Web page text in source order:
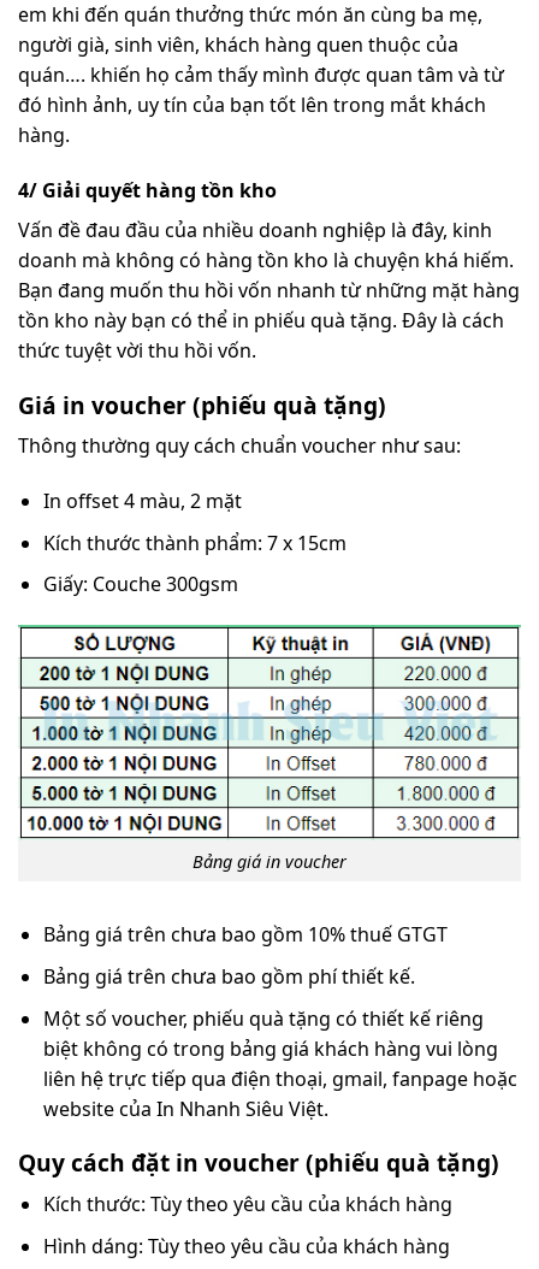
em khi đến quán thưởng thức món ăn cùng ba mẹ,
người già, sinh viên, khách hàng quen thuộc của
quán…. khiến họ cảm thấy mình được quan tâm và từ
đó hình ảnh, uy tín của bạn tốt lên trong mắt khách
hàng.
4/ Giải quyết hàng tồn kho
Vấn đề đau đầu của nhiều doanh nghiệp là đây, kinh
doanh mà không có hàng tồn kho là chuyện khá hiếm.
Bạn đang muốn thu hồi vốn nhanh từ những mặt hàng
tồn kho này bạn có thể in phiếu quà tặng. Đây là cách
thức tuyệt vời thu hồi vốn.
Giá in voucher (phiếu quà tặng)
Thông thường quy cách chuẩn voucher như sau:
In offset 4 màu, 2 mặt
Kích thước thành phẩm: 7 x 15cm
Giấy: Couche 300gsm
Bảng giá in voucher
Bảng giá trên chưa bao gồm 10% thuế GTGT
Bảng giá trên chưa bao gồm phí thiết kế.
Một số voucher, phiếu quà tặng có thiết kế riêng
biệt không có trong bảng giá khách hàng vui lòng
liên hệ trực tiếp qua điện thoại, gmail, fanpage hoặc
website của In Nhanh Siêu Việt.
Quy cách đặt in voucher (phiếu quà tặng)
Kích thước: Tùy theo yêu cầu của khách hàng
Hình dáng: Tùy theo yêu cầu của khách hàng